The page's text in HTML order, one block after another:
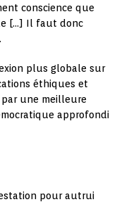
conscience que
[…] Il faut donc
plus globale sur
éthiques et
par une meilleure
approfondi
pour autrui